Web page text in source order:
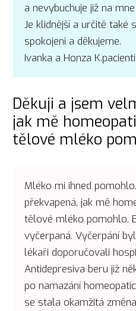
a nevybuchuje již na
Je klidnější a určitě také
spokojeni a děkujeme.
Ivanka a Honza K.pacienti
Děkuji a jsem
jak mě
tělové mléko
Mléko mi ihned
překvapená, jak mě
tělové mléko pomohlo.
vyčerpaná. Vyčerpání
lékaři doporučovali
Antidepresiva beru již
po namazání
se stala okamžitá